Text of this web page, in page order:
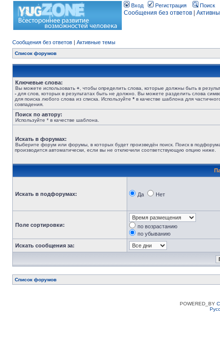
Вход Регистрация Поиск
Сообщения без ответов
Сообщения без ответов | Активные темы
Список форумов
Ключевые слова:
Вы можете использовать + , чтобы определить слова, которые должны быть в
- для слов, которых в результатах быть не должно. Вы можете разделить слова
для поиска любого слова из списка. Используйте * в качестве шаблона для
совпадения.
Поиск по автору:
Используйте * в качестве шаблона.
Искать в форумах:
Выберите форум или форумы, в которых будет произведён поиск. Поиск в
производится автоматически, если вы не отключили соответствующую опцию ниже.
Искать в подфорумах: Да Нет
Поле сортировки:
по возрастанию
по убыванию
Искать сообщения за:
Список форумов
POWERED_BY